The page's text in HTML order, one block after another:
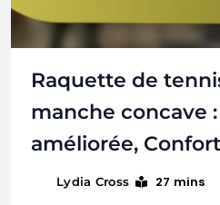
Raquette de
manche concave
améliorée,
Lydia Cross 27 mins